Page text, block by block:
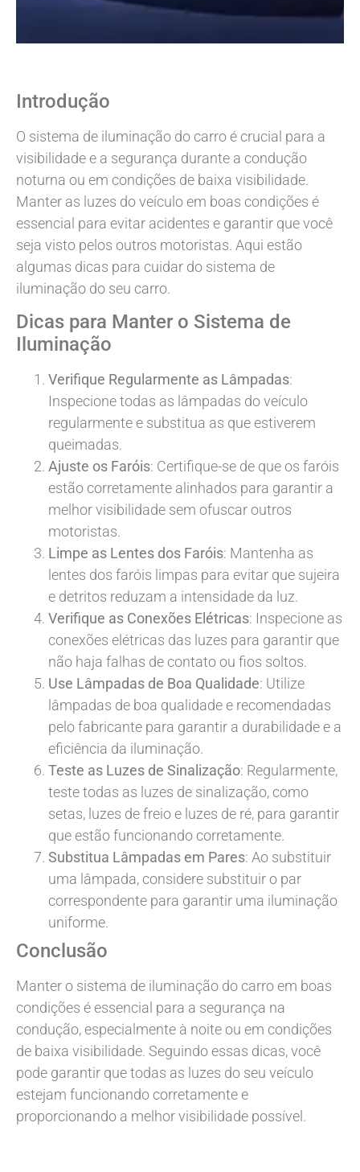
Introdução
O sistema de iluminação do carro é crucial para a
visibilidade e a segurança durante a condução
noturna ou em condições de baixa visibilidade.
Manter as luzes do veículo em boas condições é
essencial para evitar acidentes e garantir que você
seja visto pelos outros motoristas. Aqui estão
algumas dicas para cuidar do sistema de
iluminação do seu carro.
Dicas para Manter o Sistema de
Iluminação
Verifique Regularmente as Lâmpadas:
Inspecione todas as lâmpadas do veículo
regularmente e substitua as que estiverem
queimadas.
Ajuste os Faróis: Certifique-se de que os faróis
estão corretamente alinhados para garantir a
melhor visibilidade sem ofuscar outros
motoristas.
Limpe as Lentes dos Faróis: Mantenha as
lentes dos faróis limpas para evitar que sujeira
e detritos reduzam a intensidade da luz.
Verifique as Conexões Elétricas: Inspecione as
conexões elétricas das luzes para garantir que
não haja falhas de contato ou fios soltos.
Use Lâmpadas de Boa Qualidade: Utilize
lâmpadas de boa qualidade e recomendadas
pelo fabricante para garantir a durabilidade e a
eficiência da iluminação.
Teste as Luzes de Sinalização: Regularmente,
teste todas as luzes de sinalização, como
setas, luzes de freio e luzes de ré, para garantir
que estão funcionando corretamente.
Substitua Lâmpadas em Pares: Ao substituir
uma lâmpada, considere substituir o par
correspondente para garantir uma iluminação
uniforme.
Conclusão
Manter o sistema de iluminação do carro em boas
condições é essencial para a segurança na
condução, especialmente à noite ou em condições
de baixa visibilidade. Seguindo essas dicas, você
pode garantir que todas as luzes do seu veículo
estejam funcionando corretamente e
proporcionando a melhor visibilidade possível.